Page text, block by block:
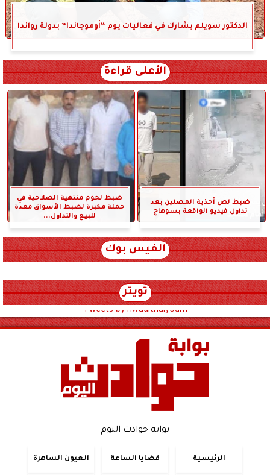
الدكتور سويلم يشارك في فعاليات يوم “أوموجاندا” بدولة رواندا
الأعلى قراءة
ضبط لص أحذية المصلين بعد
تداول فيديو الواقعة بسوهاج
ضبط لحوم منتهية الصلاحية في
حملة مكبرة لضبط الأسواق معدة
للبيع والتداول...
الفيس بوك
تويتر
Tweets by hwadithalyoum
بوابة حوادث اليوم
الرئيسية قضايا الساعة العيون الساهرة